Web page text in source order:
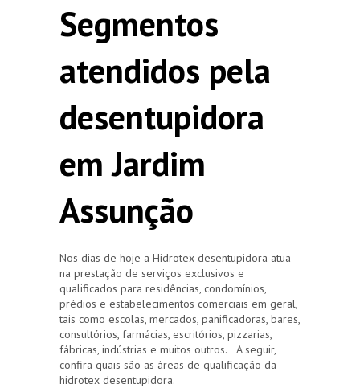
Segmentos
atendidos pela
desentupidora
em Jardim
Assunção
Nos dias de hoje a Hidrotex desentupidora atua
na prestação de serviços exclusivos e
qualificados para residências, condomínios,
prédios e estabelecimentos comerciais em geral,
tais como escolas, mercados, panificadoras, bares,
consultórios, farmácias, escritórios, pizzarias,
fábricas, indústrias e muitos outros. A seguir,
confira quais são as áreas de qualificação da
hidrotex desentupidora.